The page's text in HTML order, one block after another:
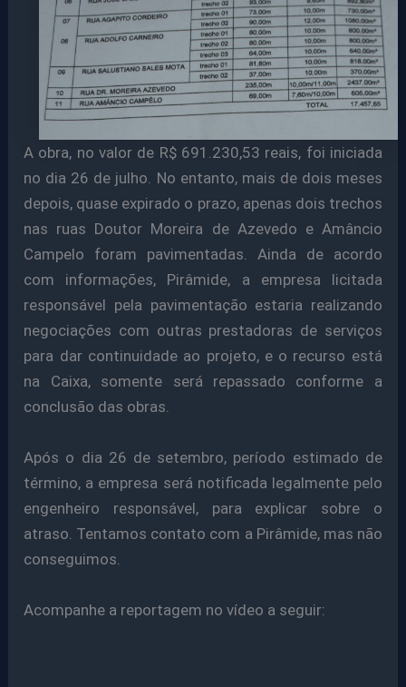
A obra, no valor de R$ 691.230,53 reais, foi iniciada
no dia 26 de julho. No entanto, mais de dois meses
depois, quase expirado o prazo, apenas dois trechos
nas ruas Doutor Moreira de Azevedo e Amâncio
Campelo foram pavimentadas. Ainda de acordo
com informações, Pirâmide, a empresa licitada
responsável pela pavimentação estaria realizando
negociações com outras prestadoras de serviços
para dar continuidade ao projeto, e o recurso está
na Caixa, somente será repassado conforme a
conclusão das obras.
Após o dia 26 de setembro, período estimado de
término, a empresa será notificada legalmente pelo
engenheiro responsável, para explicar sobre o
atraso. Tentamos contato com a Pirâmide, mas não
conseguimos.
Acompanhe a reportagem no vídeo a seguir: